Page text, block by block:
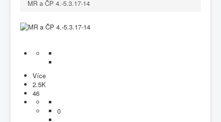
Závodníci
Termínový kalendář
Výsledky
Videogalerie
Fotogalerie
MR a ČP 4.-5.3.17-14
Více
2.5K
46
0